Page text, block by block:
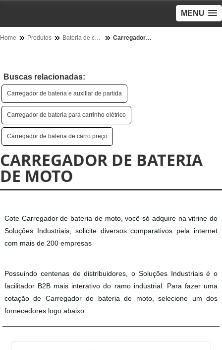
MENU
Home Produtos Bateria de caminhao - Categoria Carregador de bateria de moto
Buscas relacionadas:
Carregador de bateria e auxiliar de partida
Carregador de bateria para carrinho elétrico
Carregador de bateria de carro preço
CARREGADOR DE BATERIA
DE MOTO
Cote Carregador de bateria de moto, você só adquire na vitrine do
Soluções Industriais, solicite diversos comparativos pela internet
com mais de 200 empresas
Possuindo centenas de distribuidores, o Soluções Industriais é o
facilitador B2B mais interativo do ramo industrial. Para fazer uma
cotação de Carregador de bateria de moto, selecione um dos
fornecedores logo abaixo: